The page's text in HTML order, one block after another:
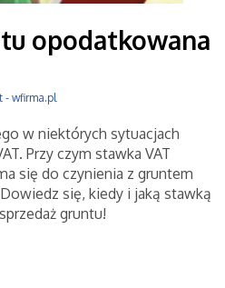
opodatkowana
- wfirma.pl
w niektórych sytuacjach
Przy czym stawka VAT
się do czynienia z gruntem
się, kiedy i jaką stawką
gruntu!